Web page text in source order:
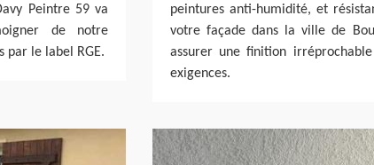
Peintre 59 va
de notre
par le label RGE.
peintures anti-humidité, et
votre façade dans la ville de
assurer une finition
exigences.